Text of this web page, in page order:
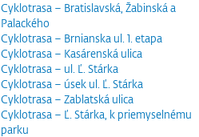
Cyklotrasa – Bratislavská, Žabinská a
Palackého
Cyklotrasa – Brnianska ul. 1. etapa
Cyklotrasa – Kasárenská ulica
Cyklotrasa – ul. Ľ. Stárka
Cyklotrasa – úsek ul. Ľ. Stárka
Cyklotrasa – Zablatská ulica
Cyklotrasa – Ľ. Stárka, k priemyselnému
parku